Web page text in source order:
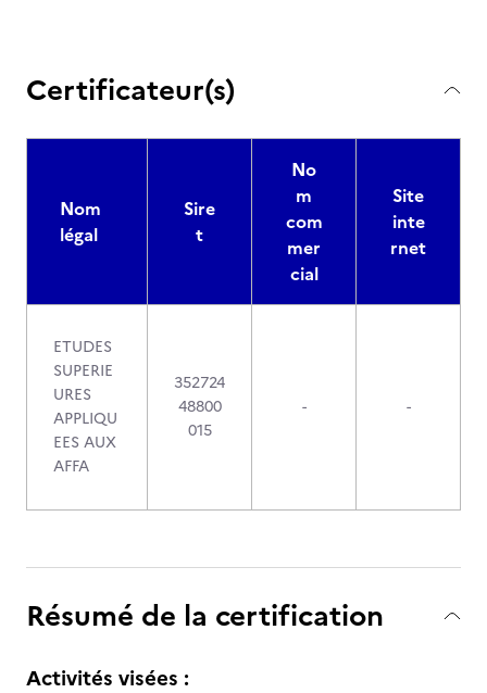
Certificateur(s)
Nom
légal
Sire
t
No
m
com
mer
cial
Site
inte
rnet
ETUDES
SUPERIE
URES
APPLIQU
EES AUX
AFFA
352724
48800
015
- -
Résumé de la certification
Activités visées :